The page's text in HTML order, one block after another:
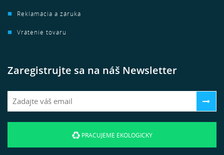
Reklamácia a záruka
Vrátenie tovaru
Zaregistrujte sa na náš Newsletter
PRACUJEME EKOLOGICKY